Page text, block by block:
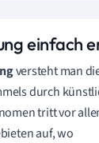
einfach
versteht man
durch
tritt vor
auf, wo